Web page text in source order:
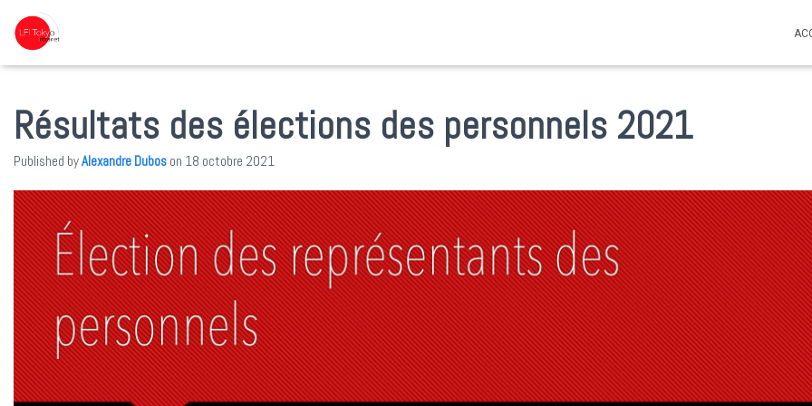
Résultats des élections des personnels 2021
Published byAlexandre Dubos on 18 octobre 2021